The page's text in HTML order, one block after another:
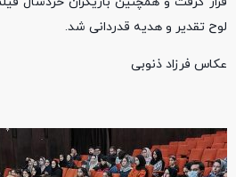
لوح تقدیر و هدیه قدردانی شد.
عکاس فرزاد ذنوبی